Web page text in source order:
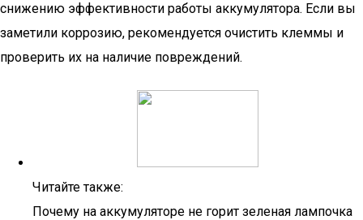
снижению эффективности работы аккумулятора. Если вы
заметили коррозию, рекомендуется очистить клеммы и
проверить их на наличие повреждений.
Читайте также:
Почему на аккумуляторе не горит зеленая лампочка